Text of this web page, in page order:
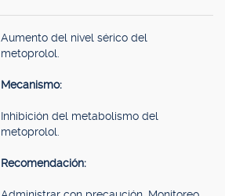
Aumento del nivel sérico del
metoprolol.
Mecanismo:
Inhibición del metabolismo del
metoprolol.
Recomendación: